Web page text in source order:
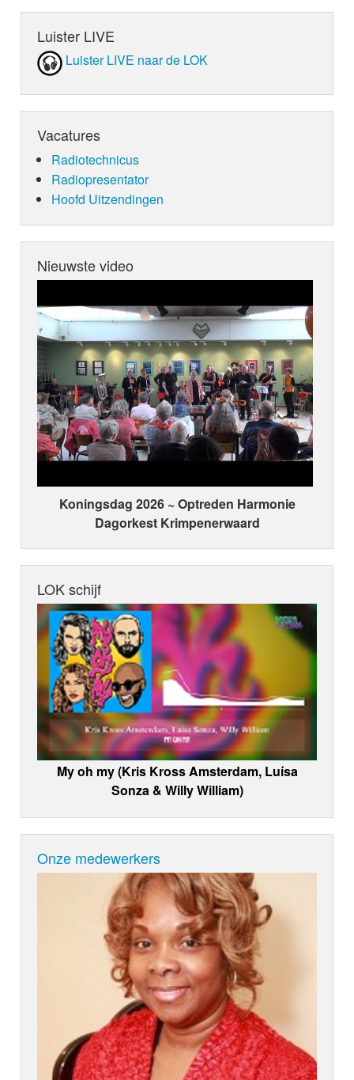
Luister LIVE
Luister LIVE naar de LOK
Vacatures
Radiotechnicus
Radiopresentator
Hoofd Uitzendingen
Nieuwste video
Koningsdag 2026 ~ Optreden Harmonie
Dagorkest Krimpenerwaard
LOK schijf
My oh my (Kris Kross Amsterdam, Luísa
Sonza & Willy William)
Onze medewerkers